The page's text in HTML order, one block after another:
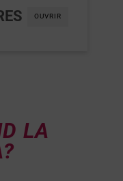
OUVRIR
LA